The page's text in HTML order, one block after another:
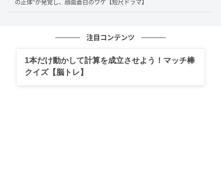
てんねん。材料費も高騰してんねん。ちょっとは経営
カウンター席でその様子を見ていた男性客が言いま
「社長さん、自ら忙しそうやね」
の正体”が発覚し、顔面蒼白のワケ【短尺ドラマ】
注目コンテンツ
1本だけ動かして計算を成立させよう！マッチ棒
クイズ【脳トレ】